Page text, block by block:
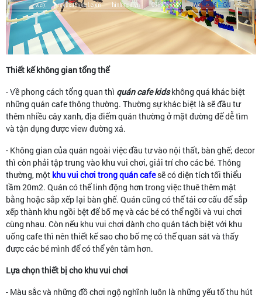
Thiết kế không gian tổng thể
- Về phong cách tổng quan thì quán cafe kidskhông quá khác biệt
những quán cafe thông thường. Thường sự khác biệt là sẽ đầu tư
thêm nhiều cây xanh, địa điểm quán thường ở mặt đường để dễ tìm
và tận dụng được view đường xá.
- Không gian của quán ngoài việc đầu tư vào nội thất, bàn ghế; decor
thì còn phải tập trung vào khu vui chơi, giải trí cho các bé. Thông
thường, một khu vui chơi trong quán cafesẽ có diện tích tối thiểu
tầm 20m2. Quán có thể linh động hơn trong việc thuê thêm mặt
bằng hoặc sắp xếp lại bàn ghế. Quán cũng có thể tái cơ cấu để sắp
xếp thành khu ngồi bệt để bố mẹ và các bé có thể ngồi và vui chơi
cùng nhau. Còn nếu khu vui chơi dành cho quán tách biệt với khu
uống cafe thì nên thiết kế sao cho bố mẹ có thể quan sát và thấy
được các bé mình để có thể yên tâm hơn.
Lựa chọn thiết bị cho khu vui chơi
- Màu sắc và những đồ chơi ngộ nghĩnh luôn là những yếu tố thu hút